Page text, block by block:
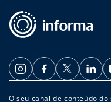
O seu canal de conteúdo